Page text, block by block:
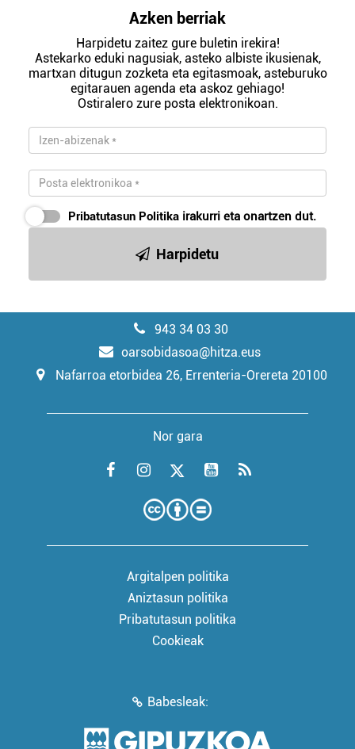
Azken berriak
Harpidetu zaitez gure buletin irekira!
Astekarko eduki nagusiak, asteko albiste ikusienak,
martxan ditugun zozketa eta egitasmoak, asteburuko
egitarauen agenda eta askoz gehiago!
Ostiralero zure posta elektronikoan.
Pribatutasun Politika irakurri eta onartzen dut.
Harpidetu
943 34 03 30
oarsobidasoa@hitza.eus
Nafarroa etorbidea 26, Errenteria-Orereta 20100
Nor gara
Argitalpen politika
Aniztasun politika
Pribatutasun politika
Cookieak
Babesleak: